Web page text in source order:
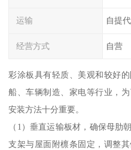
运输 自提
经营方式 自营
彩涂板具有轻质、美观和较好
船、车辆制造、家电等行业，
安装方法十分重要。
（1）垂直运输板材，确保母肋
支架与屋面附檩条固定，调整